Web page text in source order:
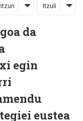
Itzuli
da
egin
eustea